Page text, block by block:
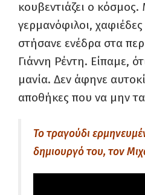
κουβεντιάζει ο κόσμος.
γερμανόφιλοι, χαφιέδες
στήσανε ενέδρα στα
Γιάννη Ρέντη. Είπαμε,
μανία. Δεν άφηνε
αποθήκες που να μην τα
Το τραγούδι
δημιουργό του, τον